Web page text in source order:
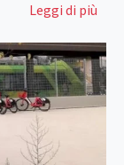
Leggi di più